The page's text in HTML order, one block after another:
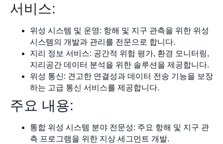
서비스:
위성 시스템 및 운영: 항해 및 지구 관측을 위한 위성
시스템의 개발과 관리를 전문으로 합니다.
지리 정보 서비스: 공간적 위험 평가, 환경 모니터링,
지리공간 데이터 분석을 위한 솔루션을 제공합니다.
위성 통신: 견고한 연결성과 데이터 전송 기능을 보장
하는 고급 통신 서비스를 제공합니다.
주요 내용:
통합 위성 시스템 분야 전문성: 주요 항해 및 지구 관
측 프로그램을 위한 지상 세그먼트 개발.